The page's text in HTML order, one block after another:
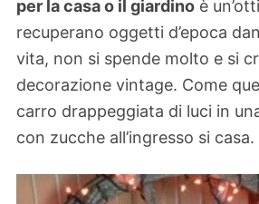
per la casa o il giardino è
recuperano oggetti d’epoca
vita, non si spende molto e si
decorazione vintage. Come
carro drappeggiata di luci in
con zucche all’ingresso si casa.